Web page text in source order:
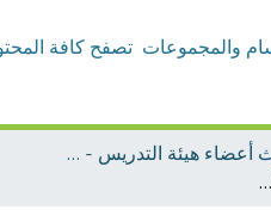
والمجموعات تصفح كافة
بحوث أعضاء هيئة التدريس - إدارة الأعمال
صراع الأفراد في العمل وإخفاء المعرفة: الدور الوسيط للتنمر في مكان العمل "بالتطبيق على أعضاء هيئة التدريس بجامعة الزقازيق"